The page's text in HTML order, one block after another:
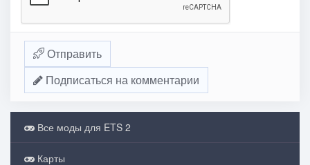
Отправить
Подписаться на комментарии
Все моды для ETS 2
Карты